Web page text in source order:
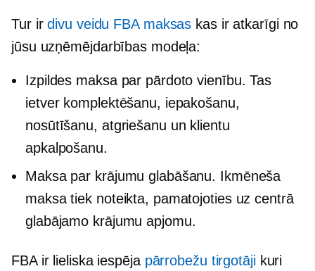
Tur irdivu veidu FBA maksas kas ir atkarīgi no
jūsu uzņēmējdarbības modeļa:
Izpildes maksa par pārdoto vienību. Tas
ietver komplektēšanu, iepakošanu,
nosūtīšanu, atgriešanu un klientu
apkalpošanu.
Maksa par krājumu glabāšanu. Ikmēneša
maksa tiek noteikta, pamatojoties uz centrā
glabājamo krājumu apjomu.
FBA ir lieliska iespēja pārrobežu tirgotājikuri